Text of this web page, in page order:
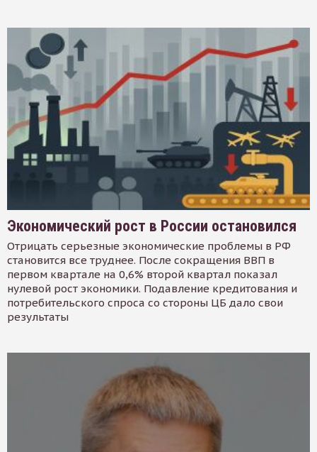
Экономический рост в России остановился
Отрицать серьезные экономические проблемы в РФ
становится все труднее. После сокращения ВВП в
первом квартале на 0,6% второй квартал показал
нулевой рост экономики. Подавление кредитования и
потребительского спроса со стороны ЦБ дало свои
результаты